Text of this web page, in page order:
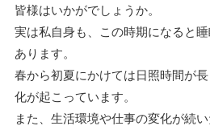
皆様はいかがでしょうか。
実は私自身も、この時期になると
あります。
春から初夏にかけては日照時間が
化が起こっています。
また、生活環境や仕事の変化が続